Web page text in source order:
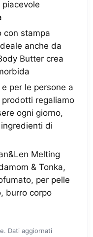
con stampa
anche da
Butter crea
per le persone a
regaliamo
ogni giorno,
di
Melting
& Tonka,
per pelle
burro corpo
Dati aggiornati